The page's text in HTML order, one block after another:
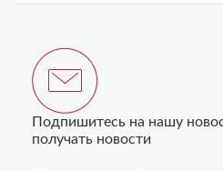
Подпишитесь на нашу
получать новости